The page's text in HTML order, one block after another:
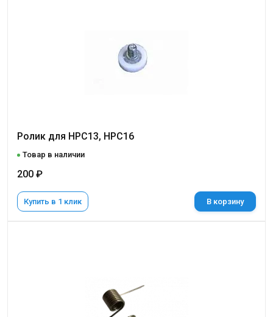
Ролик для НРС13, НРС16
Товар в наличии
200 ₽
Купить в 1 клик В корзину